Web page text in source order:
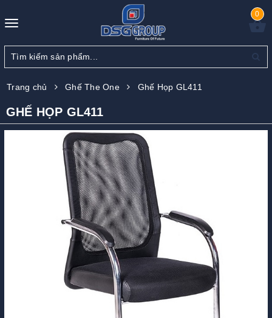
Toggle
0
Trang chủ Ghế The One Ghế Họp GL411
GHẾ HỌP GL411